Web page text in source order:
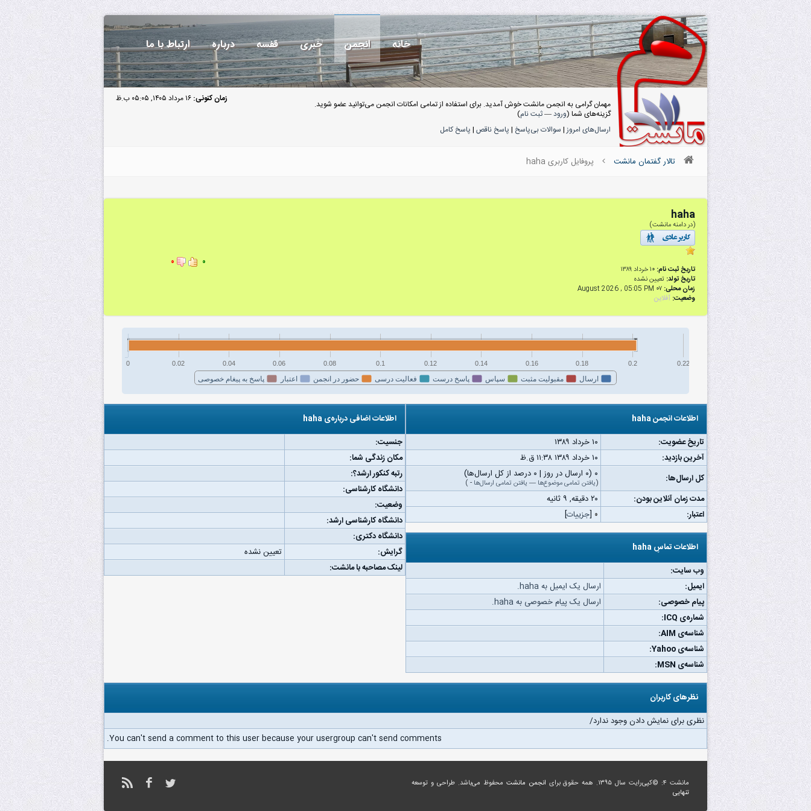
خانه انجمن خبری قفسه درباره ارتباط با ما
زمان کنونی: ۱۶ مرداد ۱۴۰۵, ۰۵:۰۵ ب.ظ
مهمان گرامی به انجمن مانشت خوش آمدید. برای استفاده از تمامی امکانات انجمن می‌توانید عضو شوید.
گزینه‌های شما (ورود—ثبت نام)
ارسال‌های امروز| سوالات بی‌پاسخ | پاسخ ناقص | پاسخ کامل
تالار گفتمان مانشت پروفایل کاربری haha
haha
(در دامنه مانشت)
تاریخ ثبت نام: ۱۰ خرداد ۱۳۸۹
تاریخ تولد: تعیین نشده
زمان محلی: ۰۷ August 2026 , 05:05 PM
وضعیت: آفلاین
۰ ۰
ارسال مقبولیت مثبت سپاس پاسخ درست فعالیت درسی حضور در انجمن اعتبار پاسخ به پیغام خصوصی
0 0.02 0.04 0.06 0.08 0.1 0.12 0.14 0.16 0.18 0.2 0.22
اطلاعات انجمن haha
تاریخ عضویت:
۱۰ خرداد ۱۳۸۹
آخرین بازدید:
۱۰ خرداد ۱۳۸۹ ۱۱:۳۸ ق.ظ
کل ارسال‌ها:
۰ (۰ ارسال در روز | ۰ درصد از کل ارسال‌ها)
(یافتن تمامی موضوع‌ها — یافتن تمامی ارسال‌ها -
)
مدت زمان آنلاین بودن:
۲۰ دقیقه, ۹ ثانیه
اعتبار:
۰ [جزییات]
اطلاعات تماسِ haha
وب‌ سایت:
ایمیل:
ارسال یک ایمیل به haha.
پیام خصوصی:
ارسال یک پیام خصوصی به haha.
شماره‌ی ICQ:
شناسه‌ی AIM:
شناسه‌ی Yahoo:
شناسه‌ی MSN:
اطلاعات اضافی درباره‌ی haha
جنسیت:
مکان زندگی شما:
رتبه کنکور ارشد؟:
دانشگاه کارشناسی:
وضعیت:
دانشگاه کارشناسی ارشد:
دانشگاه دکتری:
گرایش:
تعیین نشده
لینک مصاحبه با مانشت:
نظرهای کاربران
نظری برای نمایش دادن وجود ندارد/
You can't send a comment to this user because your usergroup can't send comments.
مانشت ۴: ©کپی‌رایت سال ۱۳۹۵. همه حقوق برای انجمن مانشت محفوظ می‌باشد. طراحی و توسعه
تنهایی